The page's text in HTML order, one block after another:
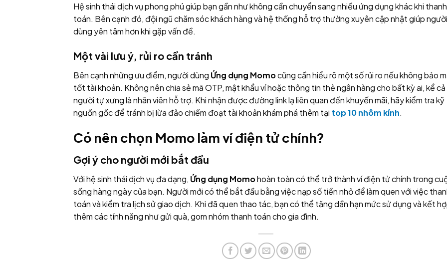
Hệ sinh thái dịch vụ phong phú giúp bạn gần như không cần chuyển sang nhiều ứng dụng khác khi thanh
toán. Bên cạnh đó, đội ngũ chăm sóc khách hàng và hệ thống hỗ trợ thường xuyên cập nhật giúp người
dùng yên tâm hơn khi gặp vấn đề.
Một vài lưu ý, rủi ro cần tránh
Bên cạnh những ưu điểm, người dùng Ứng dụng Momocũng cần hiểu rõ một số rủi ro nếu không bảo
tốt tài khoản. Không nên chia sẻ mã OTP, mật khẩu ví hoặc thông tin thẻ ngân hàng cho bất kỳ ai, kể cả
người tự xưng là nhân viên hỗ trợ. Khi nhận được đường link lạ liên quan đến khuyến mãi, hãy kiểm tra kỹ
nguồn gốc để tránh bị lừa đảo chiếm đoạt tài khoản khám phá thêm tại top 10 nhôm kính.
Có nên chọn Momo làm ví điện tử chính?
Gợi ý cho người mới bắt đầu
Với hệ sinh thái dịch vụ đa dạng, Ứng dụng Momohoàn toàn có thể trở thành ví điện tử chính trong
sống hàng ngày của bạn. Người mới có thể bắt đầu bằng việc nạp số tiền nhỏ để làm quen với việc
toán và kiểm tra lịch sử giao dịch. Khi đã quen thao tác, bạn có thể tăng dần hạn mức sử dụng và kết
thêm các tính năng như gửi quà, gom nhóm thanh toán cho gia đình.